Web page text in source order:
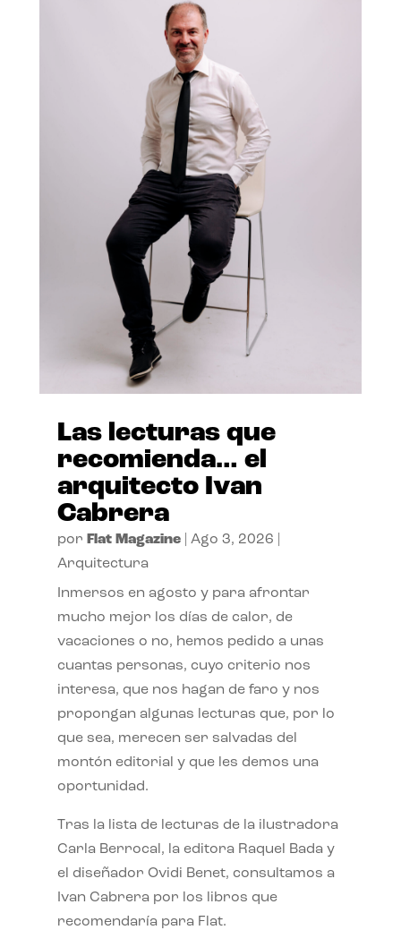
Las lecturas que
recomienda… el
arquitecto Ivan
Cabrera
por Flat Magazine| Ago 3, 2026
Arquitectura
Inmersos en agosto y para afrontar
mucho mejor los días de calor, de
vacaciones o no, hemos pedido a unas
cuantas personas, cuyo criterio nos
interesa, que nos hagan de faro y nos
propongan algunas lecturas que, por lo
que sea, merecen ser salvadas del
montón editorial y que les demos una
oportunidad.
Tras la lista de lecturas de la ilustradora
Carla Berrocal, la editora Raquel Bada y
el diseñador Ovidi Benet, consultamos a
Ivan Cabrera por los libros que
recomendaría para Flat.